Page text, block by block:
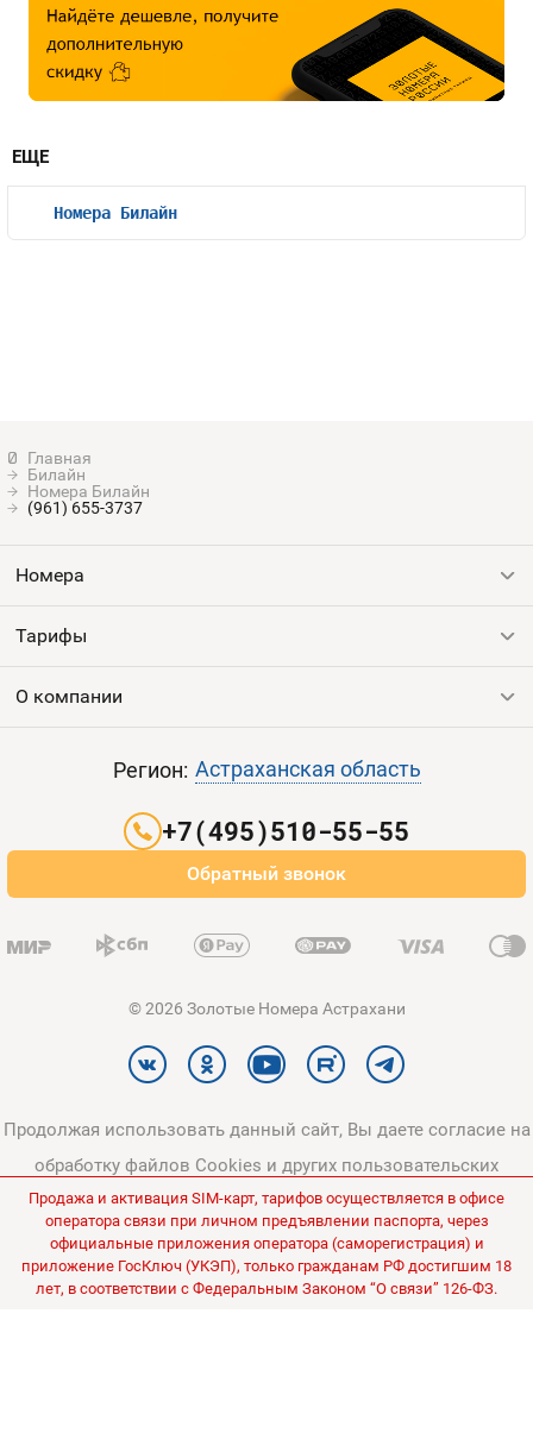
Билайн
Номера Билайн
(961) 655-3737
ЕЩЕ
Номера Билайн
Номера
Все номера
Тарифы
Выгодные тарифы
О компании
Оплата и доставка
Регион: Астраханская область
+7(495)510-55-55
Обратный звонок
© 2026 Золотые Номера Астрахани
Продолжая использовать данный сайт, Вы даете согласие на
обработку файлов Cookies и других пользовательских
данных, в соответствии сПолитикой конфиденциальности
Политикой в отношении обработки персональных данных
Все цены на сайте указаны без НДС.
Продажа и активация SIM-карт, тарифов осуществляется в офисе
оператора связи при личном предъявлении паспорта, через
официальные приложения оператора (саморегистрация) и
приложение ГосКлюч (УКЭП), только гражданам РФ достигшим 18
лет, в соответствии с Федеральным Законом “О связи” 126-ФЗ.